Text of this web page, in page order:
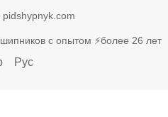
pidshypnyk.com
с опытом ⚡более 26 лет
Рус